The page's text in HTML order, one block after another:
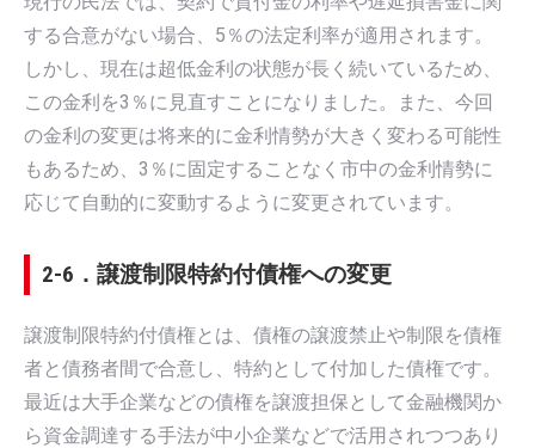
する合意がない場合、5％の法定利率が適用されます。
しかし、現在は超低金利の状態が長く続いているため、
この金利を3％に見直すことになりました。また、今回
の金利の変更は将来的に金利情勢が大きく変わる可能性
もあるため、3％に固定することなく市中の金利情勢に
応じて自動的に変動するように変更されています。
2-6．譲渡制限特約付債権への変更
譲渡制限特約付債権とは、債権の譲渡禁止や制限を債権
者と債務者間で合意し、特約として付加した債権です。
最近は大手企業などの債権を譲渡担保として金融機関か
ら資金調達する手法が中小企業などで活用されつつあり